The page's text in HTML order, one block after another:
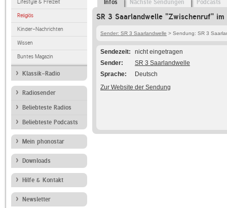
Lifestyle & Freizeit
Religiös
Kinder-Nachrichten
Wissen
Buntes Magazin
Klassik-Radio
Radiosender
Beliebteste Radios
Beliebteste Podcasts
Mein phonostar
Downloads
Hilfe & Kontakt
Newsletter
Infos Nächste Sendungen Podcasts
SR 3 Saarlandwelle "Zwischenruf" im
Sender: SR 3 Saarlandwelle > Sendung: SR 3
Sendezeit
nicht eingetragen
Sender
SR 3 Saarlandwelle
Sprache
Deutsch
Zur Website der Sendung